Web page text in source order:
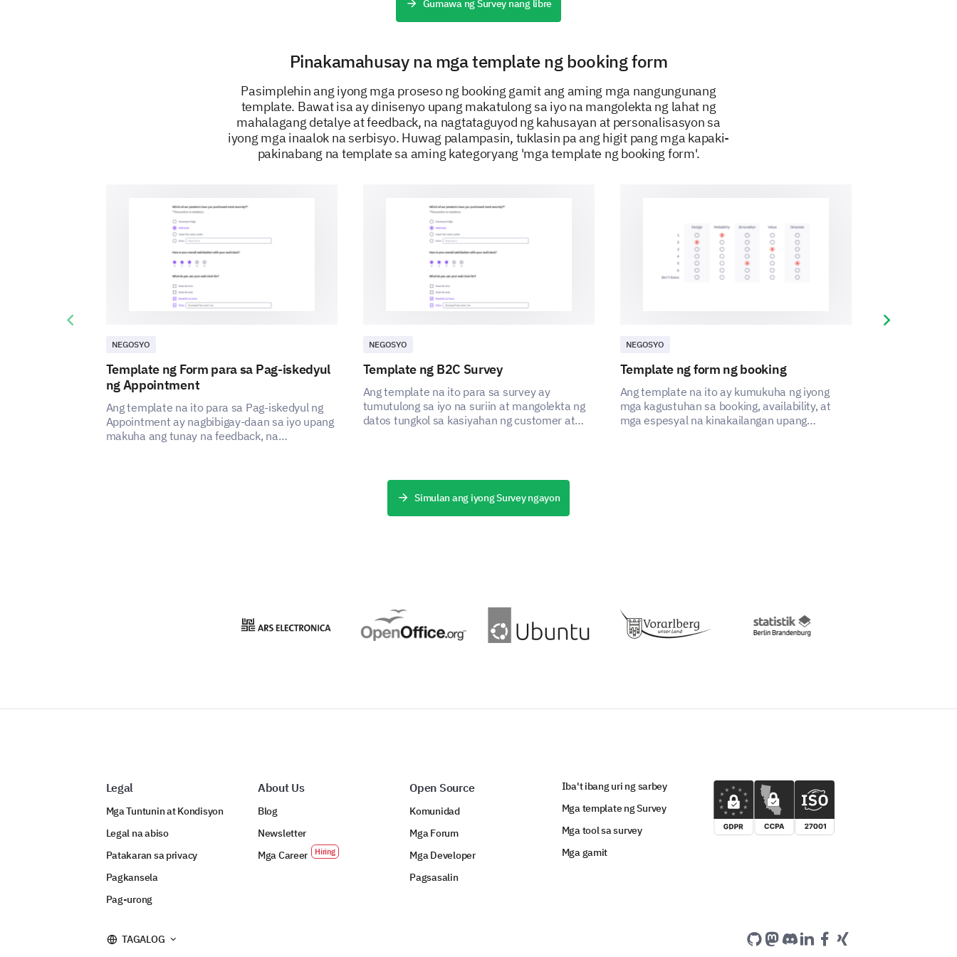
If you have any previously done photographs or examples that you would
like us to look at, please upload them here.
Upload file
PINAPAGANAP NG
Gumawa ng Survey nang libre
Pinakamahusay na mga template ng booking form
Pasimplehin ang iyong mga proseso ng booking gamit ang aming mga nangungunang
template. Bawat isa ay dinisenyo upang makatulong sa iyo na mangolekta ng lahat ng
mahalagang detalye at feedback, na nagtataguyod ng kahusayan at personalisasyon sa
iyong mga inaalok na serbisyo. Huwag palampasin, tuklasin pa ang higit pang mga kapaki-
pakinabang na template sa aming kategoryang 'mga template ng booking form'.
NEGOSYO
Template ng Form para sa Pag-iskedyul
ng Appointment
Ang template na ito para sa Pag-iskedyul ng
Appointment ay nagbibigay-daan sa iyo upang
makuha ang tunay na feedback, na
NEGOSYO
Template ng B2C Survey
Ang template na ito para sa survey ay
tumutulong sa iyo na suriin at mangolekta ng
datos tungkol sa kasiyahan ng customer at
NEGOSYO
Template ng form ng booking
Ang template na ito ay kumukuha ng iyong
mga kagustuhan sa booking, availability, at
mga espesyal na kinakailangan upang
Previous slide Next slide
Simulan ang iyong Survey ngayon
Legal
Mga Tuntunin at Kondisyon
Legal na abiso
Patakaran sa privacy
Pagkansela
Pag-urong
About Us
Blog
Newsletter
Mga Career
Open Source
Komunidad
Mga Forum
Mga Developer
Pagsasalin
Iba't ibang uri ng sarbey
Mga template ng Survey
Mga tool sa survey
Mga gamit
TAGALOG